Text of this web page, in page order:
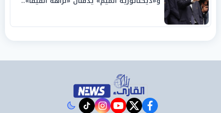
facebook
twitter
youtube
instagram
tiktok